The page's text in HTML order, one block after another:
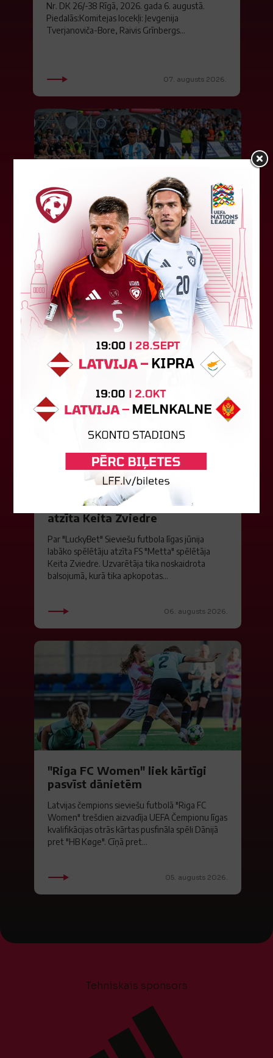
Nr. DK 26/-38 Rīgā, 2026. gada 6. augustā.
Piedalās:Komitejas locekļi: Jevgenija
Tverjanoviča-Bore, Raivis Grīnbergs...
07. augusts 2026.
"Riga FC" iegūst handikapu, RFS
būs jāatspēlējas
Ceturtdienas vakarā savas spēles UEFA
Konferences līgas kvalifikācijas trešajā kārtā
aizvadīja divi Latvijas klubi. FC RFS izbraukumā ar
0:2 zaudēja Čehijas "Jablonec"...
06. augusts 2026.
Jūlijā par labāko "LuckyBet" SFL
atzīta Keita Zviedre
Par "LuckyBet" Sieviešu futbola līgas jūnija
labāko spēlētāju atzīta FS "Metta" spēlētāja
Keita Zviedre. Uzvarētāja tika noskaidrota
balsojumā, kurā tika apkopotas...
06. augusts 2026.
"Riga FC Women" liek kārtīgi
pasvīst dānietēm
Latvijas čempions sieviešu futbolā "Riga FC
Women" trešdien aizvadīja UEFA Čempionu līgas
kvalifikācijas otrās kārtas pusfināla spēli Dānijā
pret "HB Køge". Cīņā pret...
05. augusts 2026.
Tehniskais sponsors